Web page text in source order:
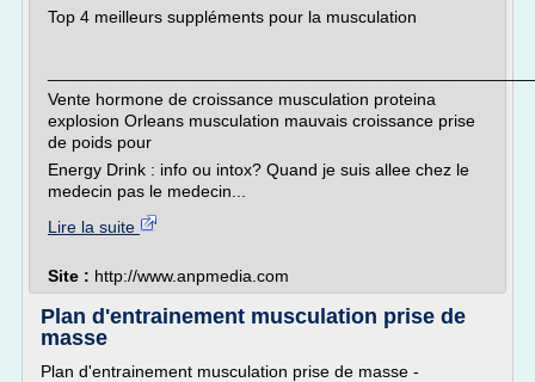
Top 4 meilleurs suppléments pour la musculation
Vente hormone de croissance musculation proteina
explosion Orleans musculation mauvais croissance prise
de poids pour
Energy Drink : info ou intox? Quand je suis allee chez le
medecin pas le medecin...
Lire la suite
Site : http://www.anpmedia.com
Plan d'entrainement musculation prise de
masse
Plan d'entrainement musculation prise de masse -